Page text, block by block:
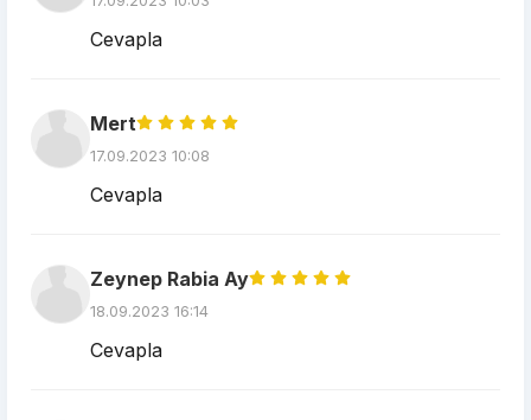
Cevapla
Mert
17.09.2023 10:08
Cevapla
Zeynep Rabia Ay
18.09.2023 16:14
Cevapla